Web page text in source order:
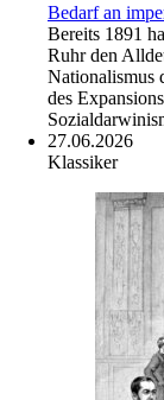
Bedarf an
Bereits 1891
Ruhr den
Nationalismus
des
27.06.2026
Klassiker